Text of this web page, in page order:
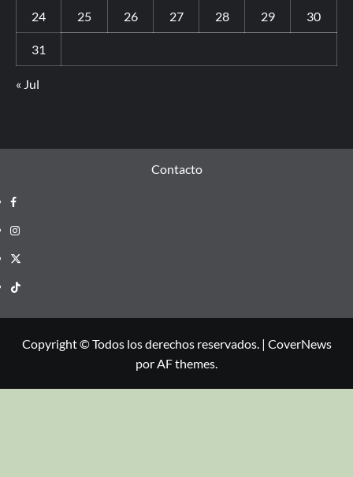
24 25 26 27 28 29 30
31
« Jul
Contacto
Copyright © Todos los derechos reservados. | CoverNews
por AF themes.